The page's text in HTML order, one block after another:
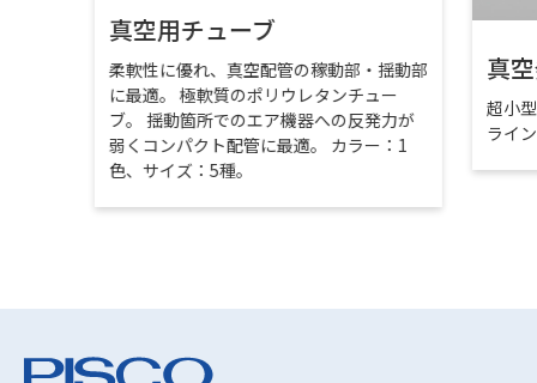
真空用チューブ
柔軟性に優れ、真空配管の稼動部・揺動部
に最適。 極軟質のポリウレタンチュー
ブ。 揺動箇所でのエア機器への反発力が
弱くコンパクト配管に最適。 カラー：1
色、サイズ：5種。
真
超小
ライ